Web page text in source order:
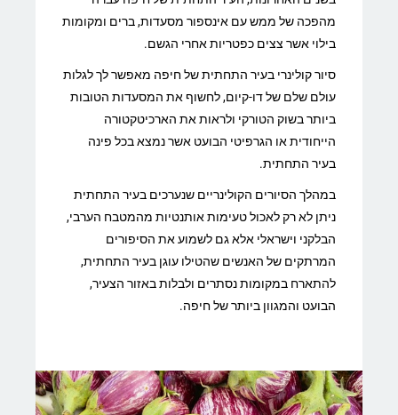
מהפכה של ממש עם אינספור מסעדות, ברים ומקומות
בילוי אשר צצים כפטריות אחרי הגשם.
סיור קולינרי בעיר התחתית של חיפה מאפשר לך לגלות
עולם שלם של דו-קיום, לחשוף את המסעדות הטובות
ביותר בשוק הטורקי ולראות את הארכיטקטורה
הייחודית או הגרפיטי הבועט אשר נמצא בכל פינה
בעיר התחתית.
במהלך הסיורים הקולינריים שנערכים בעיר התחתית
ניתן לא רק לאכול טעימות אותנטיות מהמטבח הערבי,
הבלקני וישראלי אלא גם לשמוע את הסיפורים
המרתקים של האנשים שהטילו עוגן בעיר התחתית,
להתארח במקומות נסתרים ולבלות באזור הצעיר,
הבועט והמגוון ביותר של חיפה.